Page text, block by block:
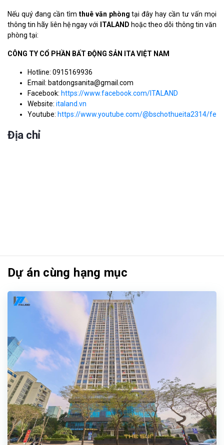
Nếu quý đang cần tìm thuê văn phòngtại đây hay cần tư vấn mọi
thông tin hãy liên hệ ngay với
ITALAND hoặc theo dõi thông tin văn
phòng tại:
CÔNG TY CỔ PHẦN BẤT ĐỘNG SẢN ITA VIỆT NAM
Hotline: 0915169936
Email: batdongsanita@gmail.com
Facebook: https://www.facebook.com/ITALAND
Website: italand.vn
Youtube: https://www.youtube.com/@bschothueita2314/
Địa chỉ
Dự án cùng hạng mục